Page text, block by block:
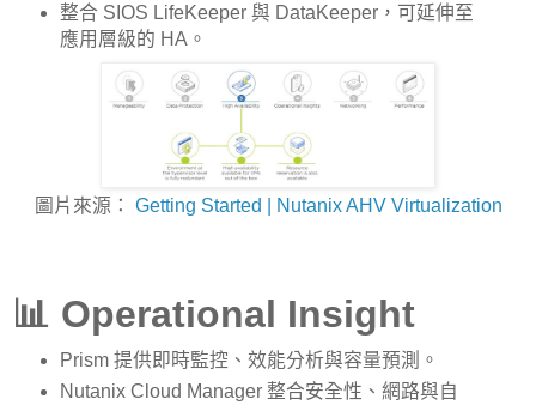
整合 SIOS LifeKeeper 與 DataKeeper，可延伸至
應用層級的 HA。
圖片來源： Getting Started | Nutanix AHV Virtualization
📊 Operational Insight
Prism 提供即時監控、效能分析與容量預測。
Nutanix Cloud Manager 整合安全性、網路與自